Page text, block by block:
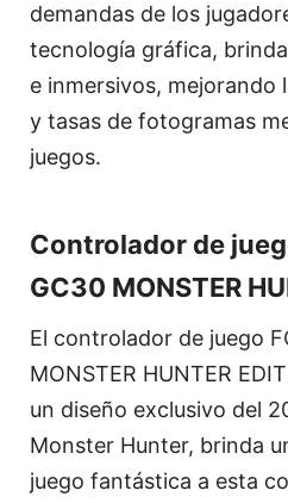
demandas de los
tecnología gráfica,
e inmersivos, mejorando
y tasas de fotogramas
juegos.
Controlador de
GC30 MONSTER
El controlador de juego
MONSTER HUNTER
un diseño exclusivo del
Monster Hunter, brinda
juego fantástica a esta